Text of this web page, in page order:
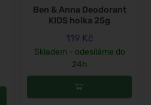
Ben & Anna Deodorant
KIDS holka 25g
119 Kč
Skladem - odesíláme do
24h